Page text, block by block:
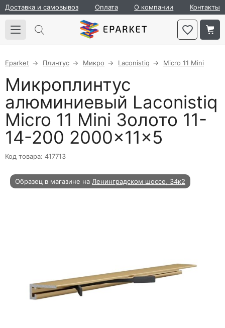
Доставка и самовывоз Оплата О компании Контакты
Eparket Плинтус Микро Laconistiq Micro 11 Mini
Микроплинтус
алюминиевый Laconistiq
Micro 11 Mini Золото 11-
14-200 2000×11×5
Код товара: 417713
Образец в магазине на Ленинградском шоссе, 34к2